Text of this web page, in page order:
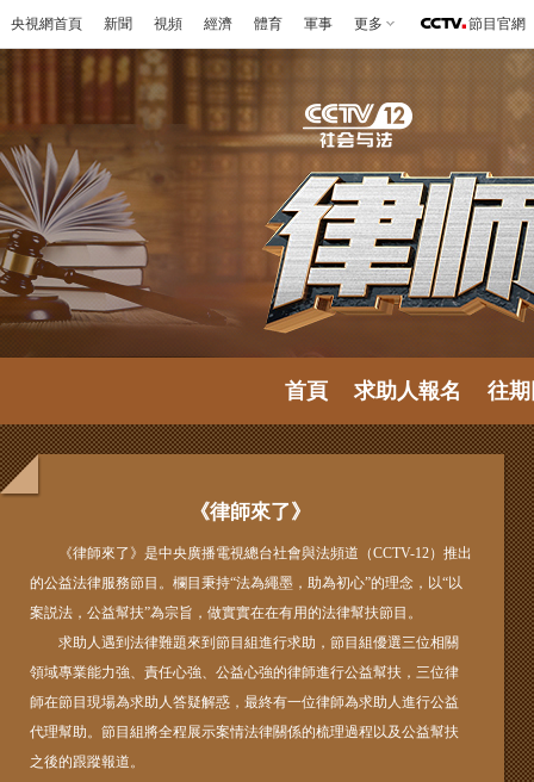
央視網首頁 新聞 視頻 經濟 體育 軍事 更多 節目官網
首頁 求助人報名 往
《律師來了》
《律師來了》是中央廣播電視總台社會與法頻道（CCTV-12）推出
的公益法律服務節目。欄目秉持“法為繩墨，助為初心”的理念，以“以
案説法，公益幫扶”為宗旨，做實實在在有用的法律幫扶節目。
求助人遇到法律難題來到節目組進行求助，節目組優選三位相關
領域專業能力強、責任心強、公益心強的律師進行公益幫扶，三位律
師在節目現場為求助人答疑解惑，最終有一位律師為求助人進行公益
代理幫助。節目組將全程展示案情法律關係的梳理過程以及公益幫扶
之後的跟蹤報道。